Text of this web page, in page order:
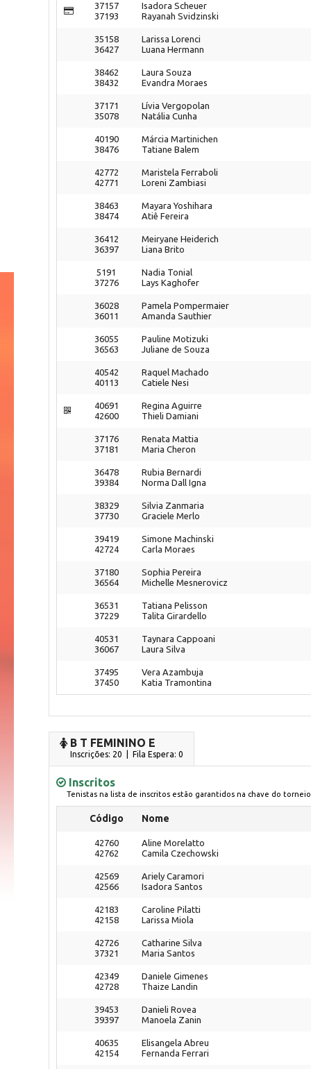
37157
37193
Isadora Scheuer
Rayanah Svidzinski
35158
36427
Larissa Lorenci
Luana Hermann
38462
38432
Laura Souza
Evandra Moraes
37171
35078
Lívia Vergopolan
Natália Cunha
40190
38476
Márcia Martinichen
Tatiane Balem
42772
42771
Maristela Ferraboli
Loreni Zambiasi
38463
38474
Mayara Yoshihara
Atiê Fereira
36412
36397
Meiryane Heiderich
Liana Brito
5191
37276
Nadia Tonial
Lays Kaghofer
36028
36011
Pamela Pompermaier
Amanda Sauthier
36055
36563
Pauline Motizuki
Juliane de Souza
40542
40113
Raquel Machado
Catiele Nesi
40691
42600
Regina Aguirre
Thieli Damiani
37176
37181
Renata Mattia
Maria Cheron
36478
39384
Rubia Bernardi
Norma Dall Igna
38329
37730
Silvia Zanmaria
Graciele Merlo
39419
42724
Simone Machinski
Carla Moraes
37180
36564
Sophia Pereira
Michelle Mesnerovicz
36531
37229
Tatiana Pelisson
Talita Girardello
40531
36067
Taynara Cappoani
Laura Silva
37495
37450
Vera Azambuja
Katia Tramontina
B T FEMININO E
Inscrições: 20 | Fila Espera: 0
Inscritos
Tenistas na lista de inscritos estão garantidos na chave do torneio
Código Nome
42760
42762
Aline Morelatto
Camila Czechowski
42569
42566
Ariely Caramori
Isadora Santos
42183
42158
Caroline Pilatti
Larissa Miola
42726
37321
Catharine Silva
Maria Santos
42349
42728
Daniele Gimenes
Thaize Landin
39453
39397
Danieli Rovea
Manoela Zanin
40635
42154
Elisangela Abreu
Fernanda Ferrari